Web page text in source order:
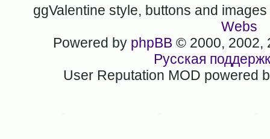
ggValentine style, buttons and
Webs
Powered by phpBB © 2000, 2002,
Русская
User Reputation MOD powered